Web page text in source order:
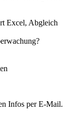
Excel, Abgleich
Infos per E-Mail.